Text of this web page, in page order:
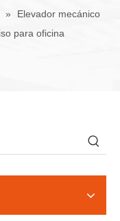
»
Elevador mecánico
para oficina